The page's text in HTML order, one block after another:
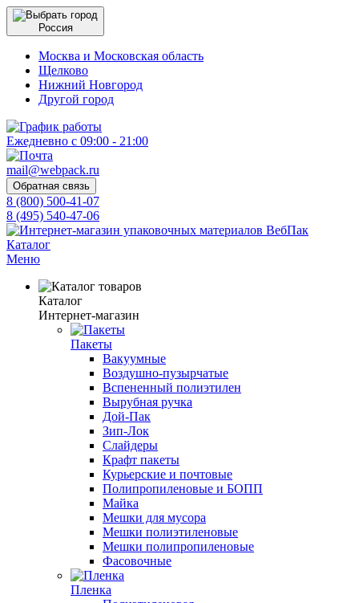
Россия
Москва и Московская область
Щелково
Нижний Новгород
Другой город
Ежедневно с 09:00 - 21:00
mail@webpack.ru
Обратная связь
8 (800) 500-41-07
8 (495) 540-47-06
Каталог
Меню
Каталог
Интернет-магазин
Пакеты
Вакуумные
Воздушно-пузырчатые
Вспененный полиэтилен
Вырубная ручка
Дой-Пак
Зип-Лок
Слайдеры
Крафт пакеты
Курьерские и почтовые
Полипропиленовые и БОПП
Майка
Мешки для мусора
Мешки полиэтиленовые
Мешки полипропиленовые
Фасовочные
Пленка